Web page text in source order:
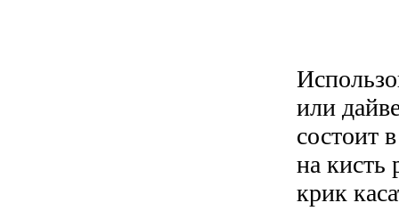
или
состоит
на кисть
крик